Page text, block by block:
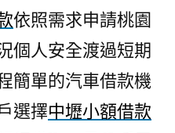
依照需求申請桃園
個人安全渡過短期
簡單的汽車借款機
選擇中壢小額借款